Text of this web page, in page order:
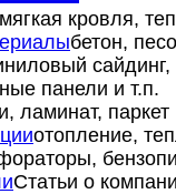
мягкая кровля,
бетон,
сайдинг,
панели и т.п.
ламинат, паркет
отопление,
Статьи о